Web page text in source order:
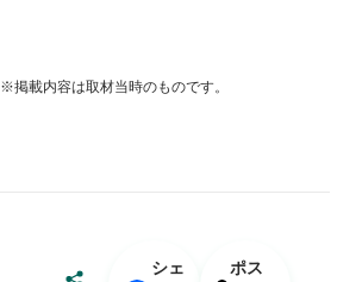
※掲載内容は取材当時のものです。
シェ
ポス